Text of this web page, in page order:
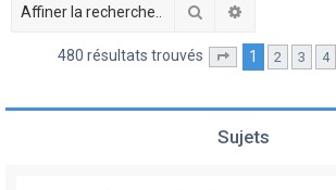
Rechercher
480 résultats trouvés Page sur20
1 2 3 4
Sujets